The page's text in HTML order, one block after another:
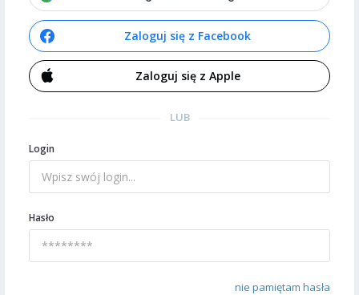
Zaloguj się z Facebook
Zaloguj się z Apple
LUB
Login
Hasło
nie pamiętam hasła